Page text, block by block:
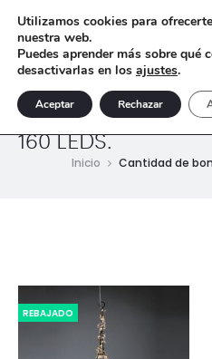
160 LEDS.
Inicio Cantidad de
REBAJADO
Utilizamos cookies para
nuestra web.
Puedes aprender más sobre qué
desactivarlas en los ajustes.
Aceptar Rechazar